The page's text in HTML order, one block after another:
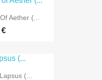
Aether (...
€
(...